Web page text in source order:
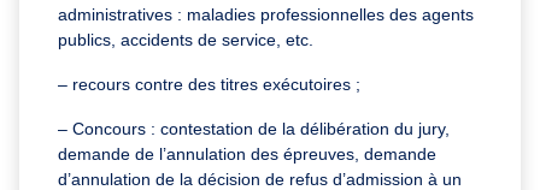
administratives : maladies professionnelles des agents
publics, accidents de service, etc.
– recours contre des titres exécutoires ;
– Concours : contestation de la délibération du jury,
demande de l’annulation des épreuves, demande
d’annulation de la décision de refus d’admission à un